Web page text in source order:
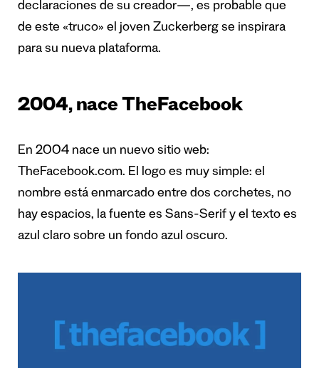
declaraciones de su creador—, es probable que
de este «truco» el joven Zuckerberg se inspirara
para su nueva plataforma.
2004, nace TheFacebook
En 2004 nace un nuevo sitio web:
TheFacebook.com. El logo es muy simple: el
nombre está enmarcado entre dos corchetes, no
hay espacios, la fuente es Sans-Serif y el texto es
azul claro sobre un fondo azul oscuro.